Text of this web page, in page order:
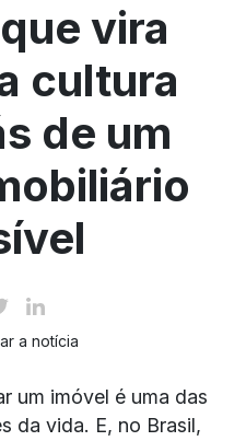
vira
cultura
de um
a notícia
um imóvel é uma das
da vida. E, no Brasil,